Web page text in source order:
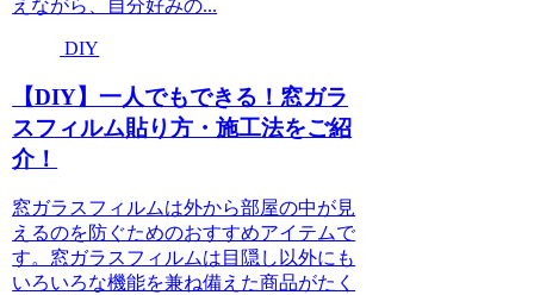
えながら、自分好みの...
DIY
【DIY】一人でもできる！窓ガラ
スフィルム貼り方・施工法をご紹
介！
窓ガラスフィルムは外から部屋の中が見
えるのを防ぐためのおすすめアイテムで
す。窓ガラスフィルムは目隠し以外にも
いろいろな機能を兼ね備えた商品がたく